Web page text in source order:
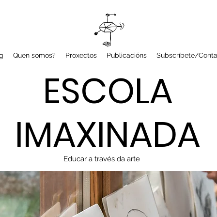
Quen somos? Proxectos Publicacións Subscríbete/
Educar a través da arte
ESCOLA
IMAXINADA